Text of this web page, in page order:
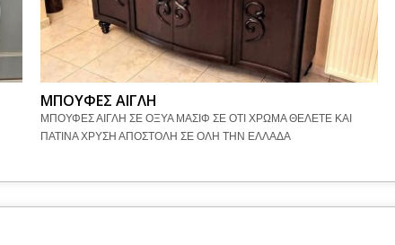
ΜΠΟΥΦΕΣ ΑΙΓΛΗ
ΜΠΟΥΦΕΣ ΑΙΓΛΗ ΣΕ ΟΞΥΑ ΜΑΣΙΦ ΣΕ ΟΤΙ ΧΡΩΜΑ ΘΕΛΕΤΕ ΚΑΙ
ΠΑΤΙΝΑ ΧΡΥΣΗ ΑΠΟΣΤΟΛΗ ΣΕ ΟΛΗ ΤΗΝ ΕΛΛΑΔΑ